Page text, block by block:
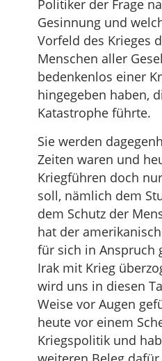
Politiker der Frage
Gesinnung und
Vorfeld des Krieges
Menschen aller
bedenkenlos einer
hingegeben haben,
Katastrophe führte.
Sie werden
Zeiten waren und
Kriegführen doch
soll, nämlich dem
dem Schutz der
hat der
für sich in Anspruch
Irak mit Krieg
wird uns in diesen
Weise vor Augen
heute vor einem
Kriegspolitik und